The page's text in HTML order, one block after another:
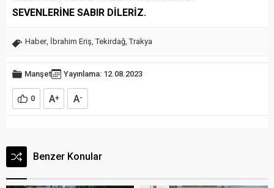
SEVENLERİNE SABIR DİLERİZ.
Haber, İbrahim Eriş,Tekirdağ,Trakya
Manşet Yayınlama: 12.08.2023
0 A+ A-
Benzer Konular